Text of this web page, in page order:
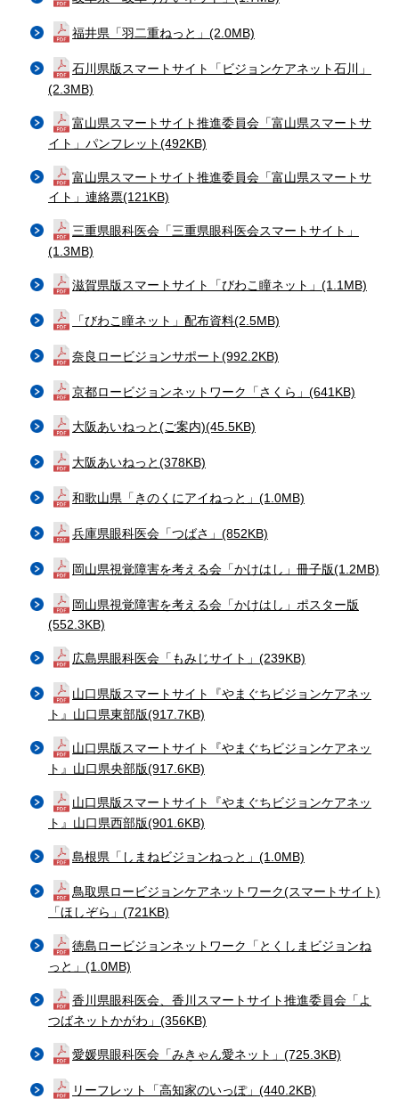
福井県「羽二重ねっと」(2.0MB)
石川県版スマートサイト「ビジョンケアネット石川」
(2.3MB)
富山県スマートサイト推進委員会「富山県スマートサ
イト」パンフレット(492KB)
富山県スマートサイト推進委員会「富山県スマートサ
イト」連絡票(121KB)
三重県眼科医会「三重県眼科医会スマートサイト」
(1.3MB)
滋賀県版スマートサイト「びわこ瞳ネット」(1.1MB)
「びわこ瞳ネット」配布資料(2.5MB)
奈良ロービジョンサポート(992.2KB)
京都ロービジョンネットワーク「さくら」(641KB)
大阪あいねっと(ご案内)(45.5KB)
大阪あいねっと(378KB)
和歌山県「きのくにアイねっと」(1.0MB)
兵庫県眼科医会「つばさ」(852KB)
岡山県視覚障害を考える会「かけはし」冊子版(1.2MB)
岡山県視覚障害を考える会「かけはし」ポスター版
(552.3KB)
広島県眼科医会「もみじサイト」(239KB)
山口県版スマートサイト『やまぐちビジョンケアネッ
ト』山口県東部版(917.7KB)
山口県版スマートサイト『やまぐちビジョンケアネッ
ト』山口県央部版(917.6KB)
山口県版スマートサイト『やまぐちビジョンケアネッ
ト』山口県西部版(901.6KB)
島根県「しまねビジョンねっと」(1.0MB)
鳥取県ロービジョンケアネットワーク(スマートサイト)
「ほしぞら」(721KB)
徳島ロービジョンネットワーク「とくしまビジョンね
っと」(1.0MB)
香川県眼科医会、香川スマートサイト推進委員会「よ
つばネットかがわ」(356KB)
愛媛県眼科医会「みきゃん愛ネット」(725.3KB)
リーフレット「高知家のいっぽ」(440.2KB)